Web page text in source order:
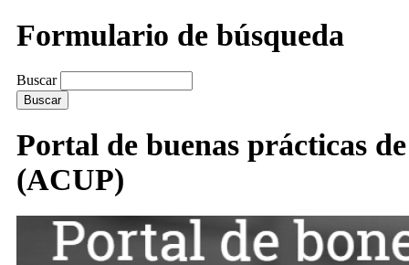
Formulario de búsqueda
Buscar
Portal de buenas prácticas
(ACUP)